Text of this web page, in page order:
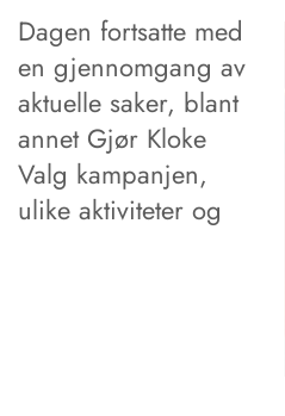
Dagen fortsatte med
en gjennomgang av
aktuelle saker, blant
annet Gjør Kloke
Valg kampanjen,
ulike aktiviteter og